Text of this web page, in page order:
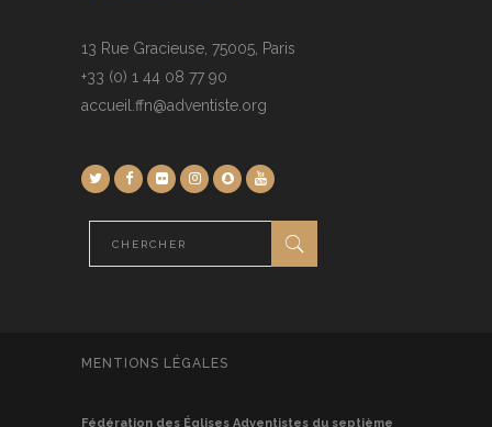
13 Rue Gracieuse, 75005, Paris
+33 (0) 1 44 08 77 90
accueil.ffn@adventiste.org
MENTIONS LÉGALES
Fédération des Églises Adventistes du septième